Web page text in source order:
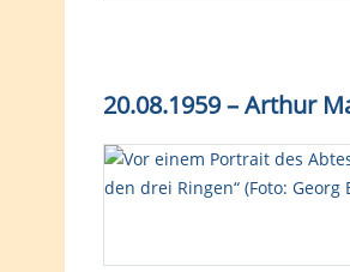
20.08.1959 – Arthur